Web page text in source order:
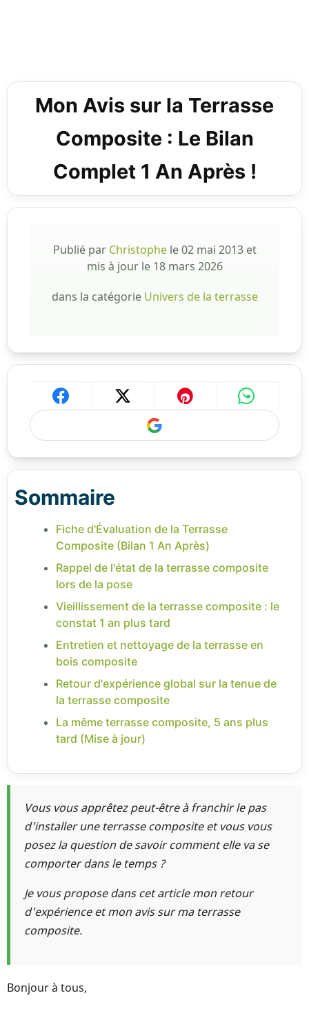
Mon Avis sur la Terrasse
Composite : Le Bilan
Complet 1 An Après !
Publié par Christophele02 mai 2013et
mis à jour le 18 mars 2026
dans la catégorie Univers de la terrasse
Sommaire
Fiche d'Évaluation de la Terrasse
Composite (Bilan 1 An Après)
Rappel de l'état de la terrasse composite
lors de la pose
Vieillissement de la terrasse composite : le
constat 1 an plus tard
Entretien et nettoyage de la terrasse en
bois composite
Retour d'expérience global sur la tenue de
la terrasse composite
La même terrasse composite, 5 ans plus
tard (Mise à jour)
Vous vous apprêtez peut-être à franchir le pas
d'installer une terrasse composite et vous vous
posez la question de savoir comment elle va se
comporter dans le temps ?
Je vous propose dans cet article mon retour
d'expérience et mon avis sur ma terrasse
composite.
Bonjour à tous,